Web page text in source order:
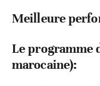
Meilleure
Le programme
marocaine):